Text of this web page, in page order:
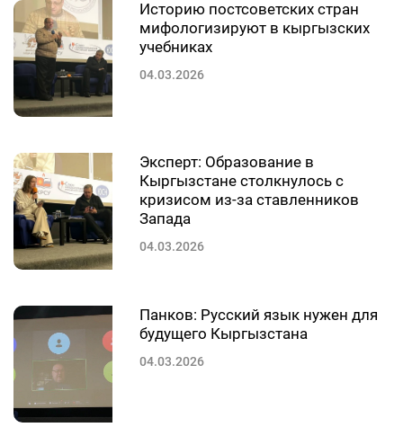
Историю постсоветских стран
мифологизируют в кыргызских
учебниках
04.03.2026
Эксперт: Образование в
Кыргызстане столкнулось с
кризисом из-за ставленников
Запада
04.03.2026
Панков: Русский язык нужен для
будущего Кыргызстана
04.03.2026